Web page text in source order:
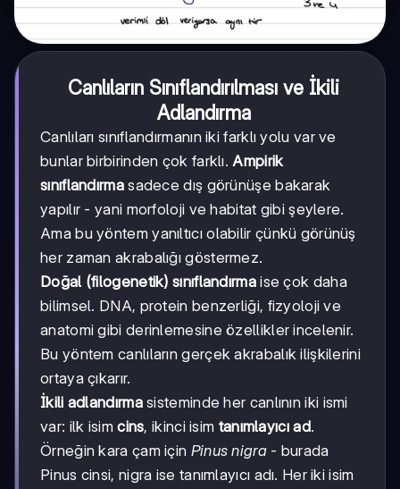
Canlıların Sınıflandırılması ve İkili
Adlandırma
Canlıları sınıflandırmanın iki farklı yolu var ve
bunlar birbirinden çok farklı.Ampirik
sınıflandırmasadece dış görünüşe bakarak
yapılır - yani morfoloji ve habitat gibi şeylere.
Ama bu yöntem yanıltıcı olabilir çünkü görünüş
her zaman akrabalığı göstermez.
Doğal (filogenetik) sınıflandırmaise çok daha
bilimsel. DNA, protein benzerliği, fizyoloji ve
anatomi gibi derinlemesine özellikler incelenir.
Bu yöntem canlıların gerçek akrabalık ilişkilerini
ortaya çıkarır.
İkili adlandırmasisteminde her canlının iki ismi
var: ilk isimcins, ikinci isim tanımlayıcı ad.
Örneğin kara çam için Pinus nigra- burada
Pinus cinsi, nigra ise tanımlayıcı adı. Her iki isim